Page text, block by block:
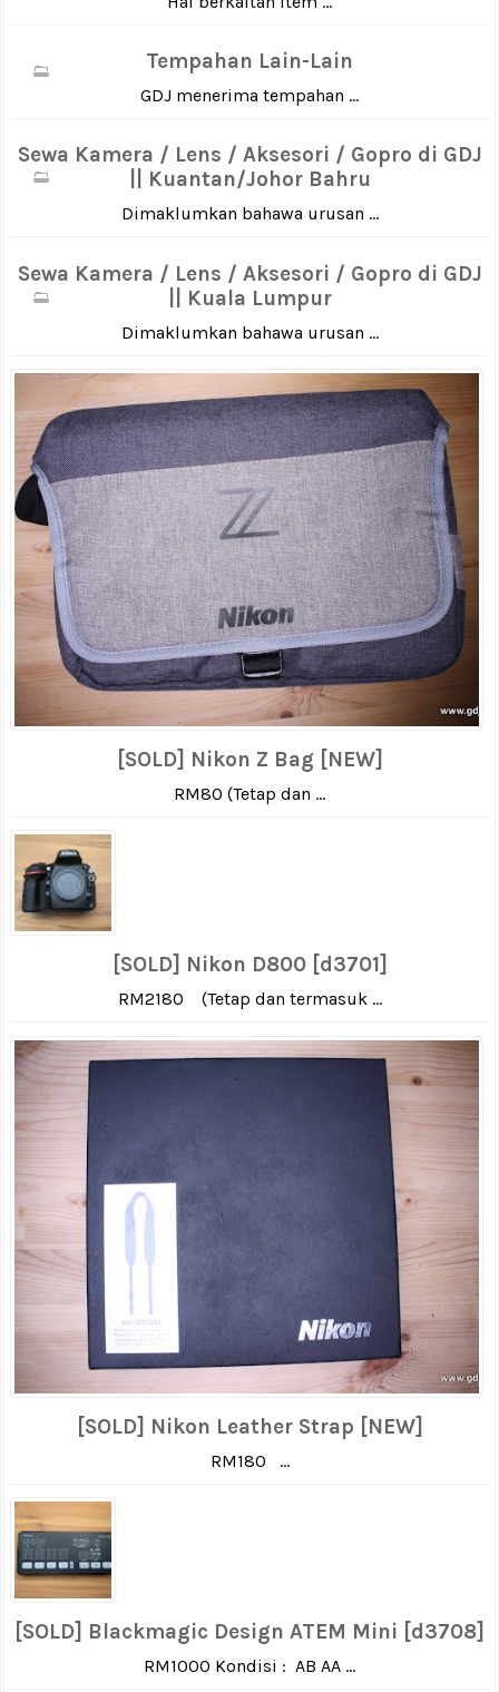
Tempahan Lain-Lain
GDJ menerima tempahan ...
Sewa Kamera / Lens / Aksesori / Gopro di GDJ
|| Kuantan/Johor Bahru
Dimaklumkan bahawa urusan ...
Sewa Kamera / Lens / Aksesori / Gopro di GDJ
|| Kuala Lumpur
Dimaklumkan bahawa urusan ...
[SOLD] Nikon Z Bag [NEW]
RM80 (Tetap dan ...
[SOLD] Nikon D800 [d3701]
RM2180 (Tetap dan termasuk ...
[SOLD] Nikon Leather Strap [NEW]
RM180 ...
[SOLD] Blackmagic Design ATEM Mini [d3708]
RM1000 Kondisi : AB AA ...